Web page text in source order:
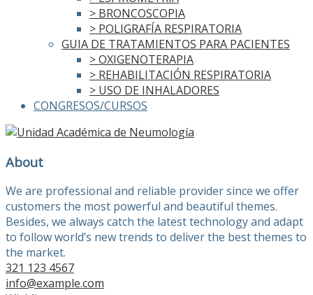
> BRONCOSCOPIA
> POLIGRAFÍA RESPIRATORIA
GUIA DE TRATAMIENTOS PARA PACIENTES
> OXIGENOTERAPIA
> REHABILITACIÓN RESPIRATORIA
> USO DE INHALADORES
CONGRESOS/CURSOS
About
We are professional and reliable provider since we offer
customers the most powerful and beautiful themes.
Besides, we always catch the latest technology and adapt
to follow world’s new trends to deliver the best themes to
the market.
321 123 4567
info@example.com